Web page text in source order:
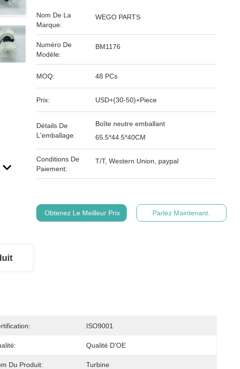
Nom De La
Marque:
WEGO PARTS
Numéro De
Modèle:
BM1176
MOQ: 48 PCs
Prix: USD+(30-50)+Piece
Détails De
L'emballage:
Boîte neutre emballant
65.5*44.5*40CM
Conditions De
Paiement:
T/T, Western Union, paypal
Obtenez Le Meilleur Prix Parlez Maintenant.
ISO9001
Qualité D'OE
Du Produit: Turbine